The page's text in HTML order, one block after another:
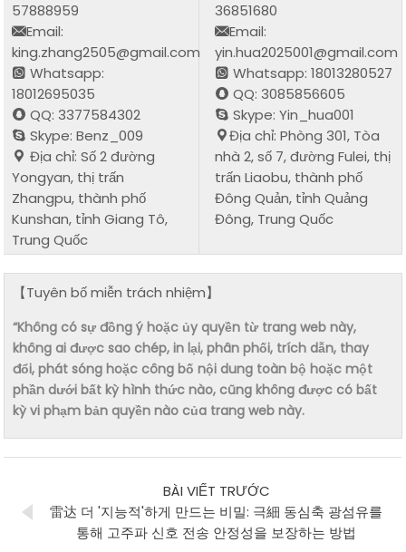
57888959
Email:
king.zhang2505@gmail.com
Whatsapp:
18012695035
QQ: 3377584302
Skype: Benz_009
Địa chỉ: Số 2 đường
Yongyan, thị trấn
Zhangpu, thành phố
Kunshan, tỉnh Giang Tô,
Trung Quốc
36851680
Email:
yin.hua2025001@gmail.com
Whatsapp: 18013280527
QQ: 3085856605
Skype: Yin_hua001
Địa chỉ: Phòng 301, Tòa
nhà 2, số 7, đường Fulei, thị
trấn Liaobu, thành phố
Đông Quản, tỉnh Quảng
Đông, Trung Quốc
【Tuyên bố miễn trách nhiệm】
“Không có sự đồng ý hoặc ủy quyền từ trang web này,
không ai được sao chép, in lại, phân phối, trích dẫn, thay
đổi, phát sóng hoặc công bố nội dung toàn bộ hoặc một
phần dưới bất kỳ hình thức nào, cũng không được có bất
kỳ vi phạm bản quyền nào của trang web này.
BÀI VIẾT TRƯỚC
雷达 더 '지능적'하게 만드는 비밀: 극細 동심축 광섬유를
통해 고주파 신호 전송 안정성을 보장하는 방법